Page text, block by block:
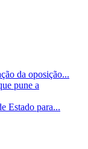
da oposição...
pune a
Estado para...